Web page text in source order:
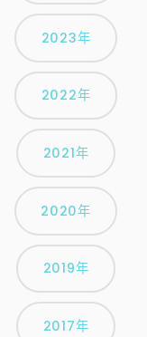
2023年
2022年
2021年
2020年
2019年
2017年